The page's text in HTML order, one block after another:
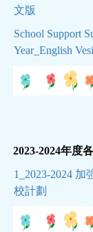
文版
School Support
Year_English
2023-2024年度
1_2023-2024
校計劃